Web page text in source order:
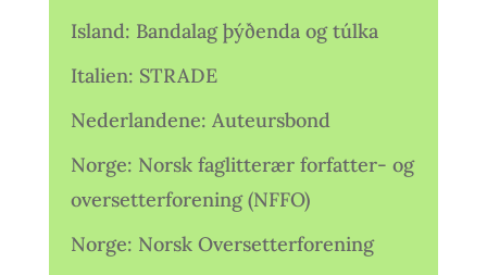
Island: Bandalag þýðenda og túlka
Italien: STRADE
Nederlandene: Auteursbond
Norge: Norsk faglitterær forfatter- og
oversetterforening (NFFO)
Norge: Norsk Oversetterforening